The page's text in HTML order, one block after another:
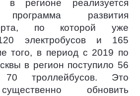
регионе реализуется
программа развития
по которой уже
электробусов и 165
того, в период с 2019 по
в регион поступило 56
троллейбусов. Это
обновить